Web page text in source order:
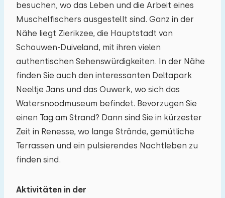
Anzahl der Haustiere − +
Löschen Verwenden
besuchen, wo das Leben und die Arbeit eines
Muschelfischers ausgestellt sind. Ganz in der
Nähe liegt Zierikzee, die Hauptstadt von
Schouwen-Duiveland, mit ihren vielen
authentischen Sehenswürdigkeiten. In der Nähe
finden Sie auch den interessanten Deltapark
Neeltje Jans und das Ouwerk, wo sich das
Watersnoodmuseum befindet. Bevorzugen Sie
einen Tag am Strand? Dann sind Sie in kürzester
Zeit in Renesse, wo lange Strände, gemütliche
Terrassen und ein pulsierendes Nachtleben zu
finden sind.
Aktivitäten in der